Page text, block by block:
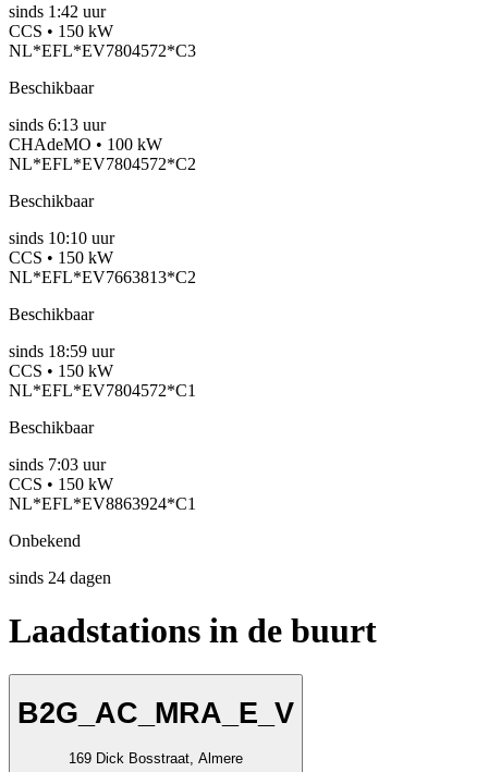
sinds 1:42 uur
CCS • 150 kW
NL*EFL*EV7804572*C3
Beschikbaar
sinds 6:13 uur
CHAdeMO • 100 kW
NL*EFL*EV7804572*C2
Beschikbaar
sinds 10:10 uur
CCS • 150 kW
NL*EFL*EV7663813*C2
Beschikbaar
sinds 18:59 uur
CCS • 150 kW
NL*EFL*EV7804572*C1
Beschikbaar
sinds 7:03 uur
CCS • 150 kW
NL*EFL*EV8863924*C1
Onbekend
sinds 24 dagen
Laadstations in de buurt
B2G_AC_MRA_E_V
169 Dick Bosstraat, Almere